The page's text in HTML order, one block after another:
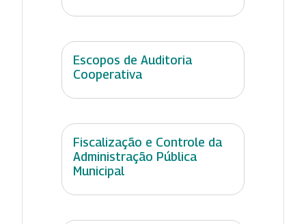
Escopos de Auditoria
Cooperativa
Fiscalização e Controle da
Administração Pública
Municipal